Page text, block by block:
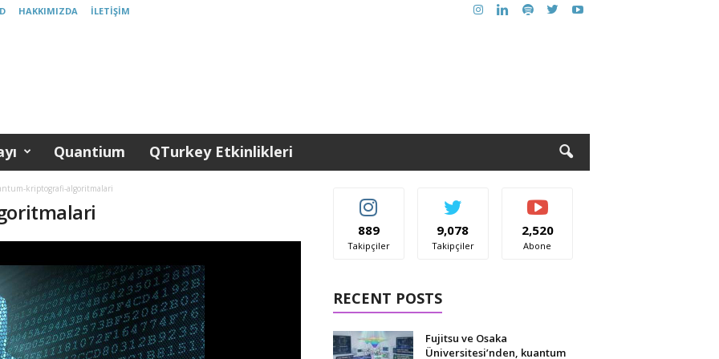
HAKKIMIZDA İLETIŞIM
Quantium QTurkey Etkinlikleri
kriptografi-algoritmalari
889
Takipçiler
9,078
Takipçiler
2,520
Abone
RECENT POSTS
Fujitsu ve Osaka
Üniversitesi’nden, kuantum